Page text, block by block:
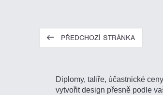
PŘEDCHOZÍ STRÁNKA
Diplomy, talíře, účastnické
vytvořit design přesně podle